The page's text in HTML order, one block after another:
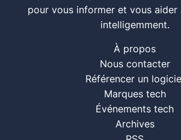
pour vous informer et vous aider
intelligemment.
À propos
Nous contacter
Référencer un logiciel
Marques tech
Événements tech
Archives